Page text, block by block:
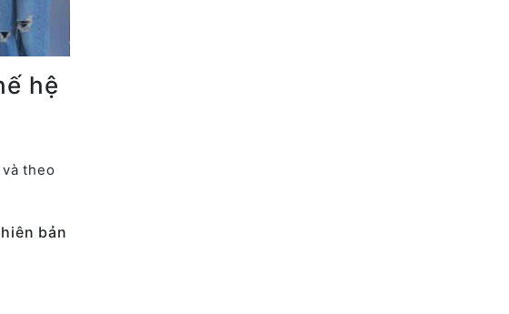
hệ
theo
bản